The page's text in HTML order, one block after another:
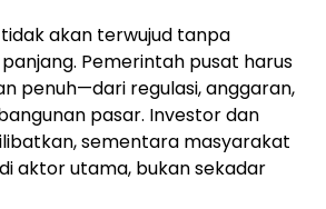
tidak akan terwujud tanpa
Pemerintah pusat harus
penuh—dari regulasi, anggaran,
pasar. Investor dan
sementara masyarakat
aktor utama, bukan sekadar